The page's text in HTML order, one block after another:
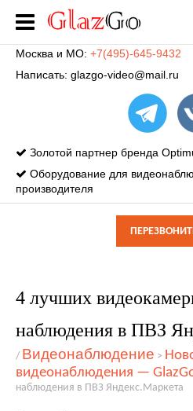
Москва и МО: +7(495)-645-9432
Написать: glazgo-video@mail.ru
Золотой партнер бренда
Оборудование для
производителя
4 лучших
наблюдения в ПВЗ
/ Видеонаблюдение >
видеонаблюдения —
наблюдения в ПВЗ Яндекс.Маркета